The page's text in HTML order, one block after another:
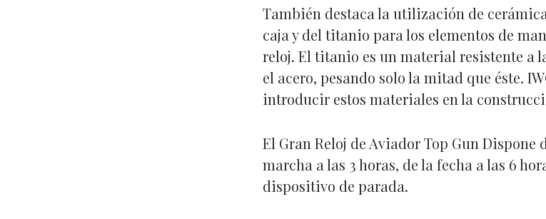
También destaca la utilización de
caja y del titanio para los elementos de
reloj. El titanio es un material resistente a
el acero, pesando solo la mitad que éste.
introducir estos materiales en la
El Gran Reloj de Aviador Top Gun Dispone
marcha a las 3 horas, de la fecha a las 6
dispositivo de parada.